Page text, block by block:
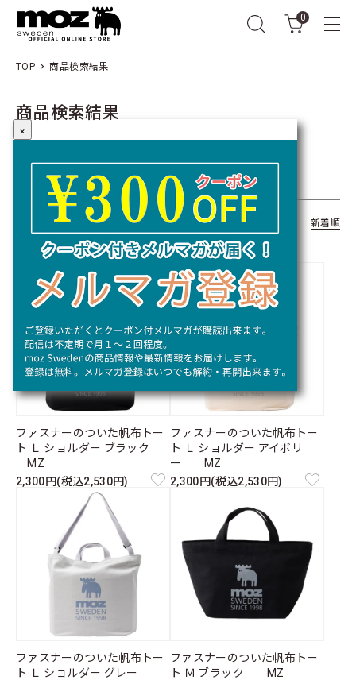
0
TOP 商品検索結果
商品検索結果
全309商品 おすすめ順 新着順
ファスナーのついた帆布トー
ト Ｌ ショルダー ブラック
MZ
2,300円(税込2,530円)
ファスナーのついた帆布トー
ト Ｌ ショルダー アイボリ
ー MZ
2,300円(税込2,530円)
ファスナーのついた帆布トー
ト Ｌ ショルダー グレー
ファスナーのついた帆布トー
ト Ｍ ブラック MZ
×